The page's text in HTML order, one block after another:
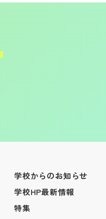
学校からのお知らせ
学校HP最新情報
特集